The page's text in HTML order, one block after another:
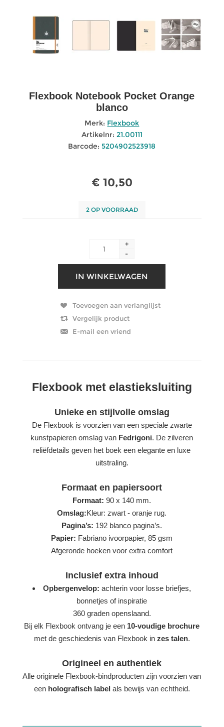
Flexbook Notebook Pocket Orange
blanco
Merk: Flexbook
Artikelnr: 21.00111
Barcode: 5204902523918
€ 10,50
2 OP VOORRAAD
+
-
Flexbook met elastieksluiting
Unieke en stijlvolle omslag
De Flexbook is voorzien van een speciale zwarte
kunstpapieren omslag van Fedrigoni. De zilveren
reliëfdetails geven het boek een elegante en luxe
uitstraling.
Formaat en papiersoort
Formaat: 90 x 140 mm.
Omslag:Kleur: zwart - oranje rug.
Pagina’s: 192 blanco pagina’s.
Papier: Fabriano ivoorpapier, 85 gsm
Afgeronde hoeken voor extra comfort
Inclusief extra inhoud
Opbergenvelop: achterin voor losse briefjes,
bonnetjes of inspiratie
360 graden openslaand.
Bij elk Flexbook ontvang je een 10-voudige brochure
met de geschiedenis van Flexbook in zes talen.
Origineel en authentiek
Alle originele Flexbook-bindproducten zijn voorzien van
een holografisch label als bewijs van echtheid.